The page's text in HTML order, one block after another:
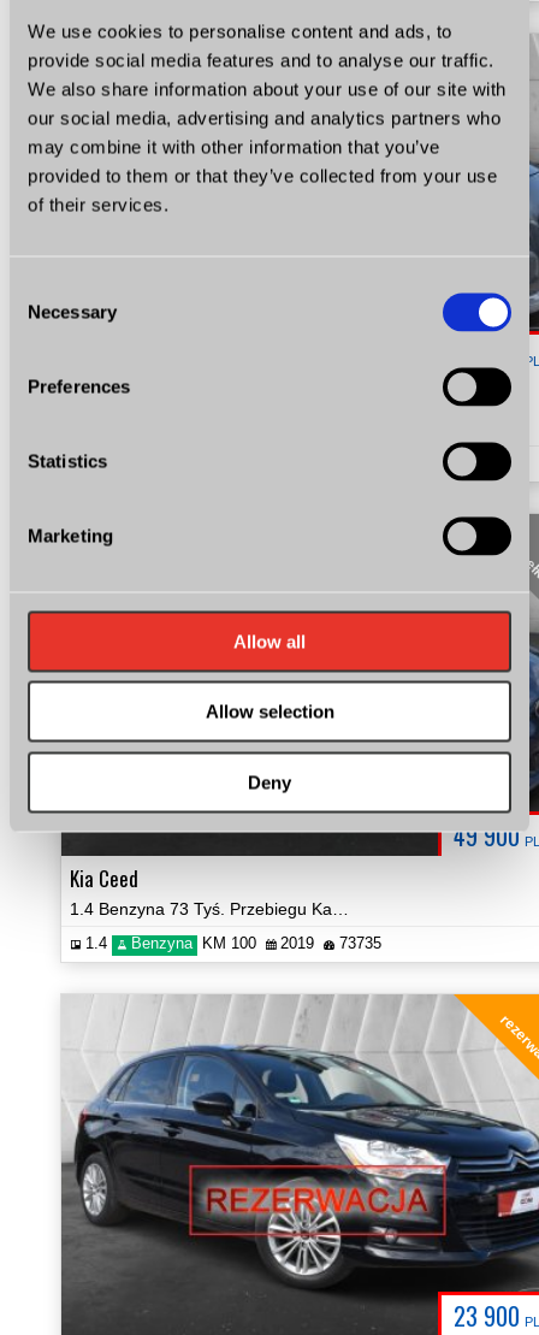
We use cookies to personalise content and ads, to
provide social media features and to analyse our traffic.
We also share information about your use of our site with
our social media, advertising and analytics partners who
may combine it with other information that you’ve
provided to them or that they’ve collected from your use
of their services.
Selection
Necessary
Preferences
Statistics
Marketing
Allow all
Allow selection
Deny
Peugeot 3008
1.6
49 900
Kia Ceed
1.4 Benzyna KM 100 2019 73735
23 900